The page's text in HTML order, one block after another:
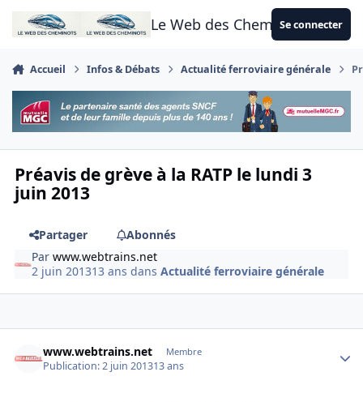
Aller au contenu
Le Web des CheminotsSe connecter
Accueil Infos & Débats Actualité ferroviaire générale
Préavis de grève à la RATP le lundi 3
juin 2013
Partager
Abonnés
Parwww.webtrains.net
2 juin 201313 ans dansActualité ferroviaire générale
www.webtrains.net Membre
Publication:2 juin 201313 ans